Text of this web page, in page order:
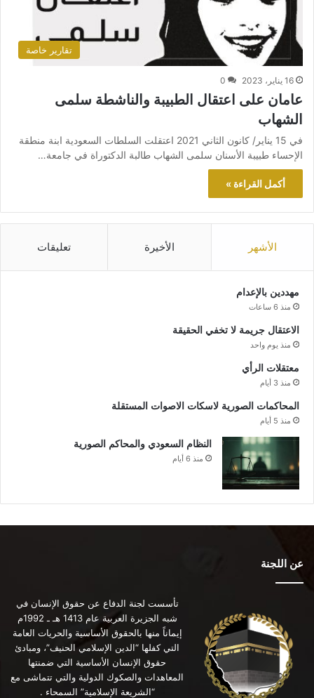
تقارير خاصة
16 يناير، 2023 0
عامان على اعتقال الطبيبة والناشطة سلمى
الشهاب
في 15 يناير/ كانون الثاني 2021 اعتقلت السلطات السعودية ابنة منطقة
الإحساء طبيبة الأسنان سلمى الشهاب طالبة الدكتوراة في جامعة…
أكمل القراءة »
الأشهر الأخيرة تعليقات
مهددين بالإعدام
منذ 6 ساعات
الاعتقال جريمة لا تخفي الحقيقة
منذ يوم واحد
معتقلات الرأي
منذ 3 أيام
المحاكمات الصورية لاسكات الاصوات المستقلة
منذ 5 أيام
النظام السعودي والمحاكم الصورية
منذ 6 أيام
عن اللجنة
تأسست لجنة الدفاع عن حقوق الإنسان في
شبه الجزيرة العربية عام 1413 هـ ـ 1992م
إيماناً منها بالحقوق الأساسية والحريات العامة
التي كفلها “الدين الإسلامي الحنيف”، ومبادئ
حقوق الإنسان الأساسية التي ضمنتها
المعاهدات والصكوك الدولية والتي تتماشى مع
“الشريعة الإسلامية” السمحاء .